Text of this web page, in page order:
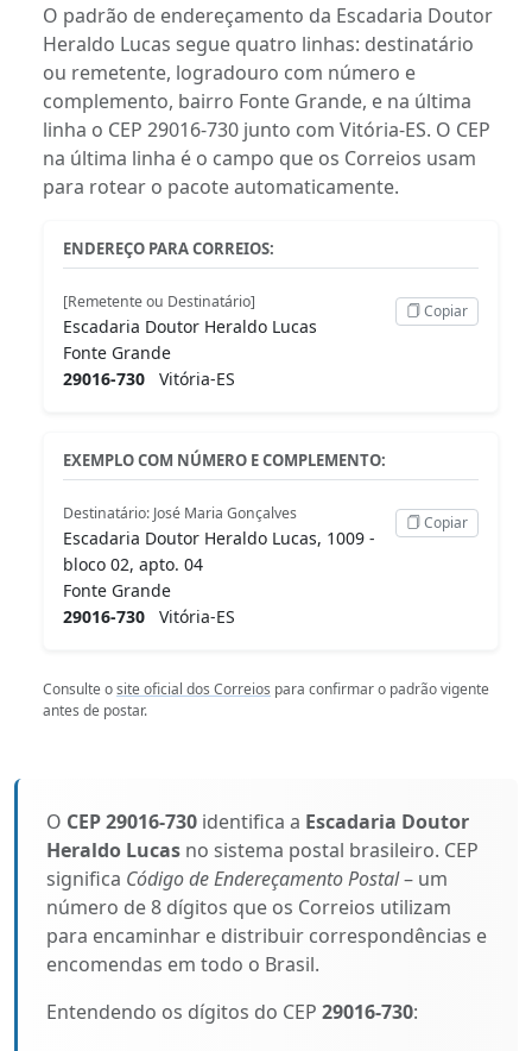
O padrão de endereçamento da Escadaria Doutor
Heraldo Lucas segue quatro linhas: destinatário
ou remetente, logradouro com número e
complemento, bairro Fonte Grande, e na última
linha o CEP 29016-730 junto com Vitória-ES. O CEP
na última linha é o campo que os Correios usam
para rotear o pacote automaticamente.
ENDEREÇO PARA CORREIOS:
[Remetente ou Destinatário]
Escadaria Doutor Heraldo Lucas
Fonte Grande
29016-730 Vitória-ES
Copiar
EXEMPLO COM NÚMERO E COMPLEMENTO:
Destinatário: José Maria Gonçalves
Escadaria Doutor Heraldo Lucas, 1009 -
bloco 02, apto. 04
Fonte Grande
29016-730 Vitória-ES
Copiar
Consulte osite oficial dos Correios para confirmar o padrão vigente
antes de postar.
O CEP 29016-730 identifica a Escadaria Doutor
Heraldo Lucas no sistema postal brasileiro. CEP
significa Código de Endereçamento Postal– um
número de 8 dígitos que os Correios utilizam
para encaminhar e distribuir correspondências e
encomendas em todo o Brasil.
Entendendo os dígitos do CEP 29016-730: